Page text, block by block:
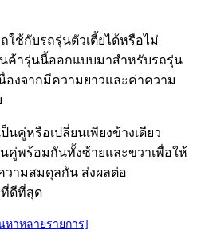
ช้กับรถรุ่นตัวเตี้ยได้หรือไม่
ค้ารุ่นนี้ออกแบบมาสำหรับรถรุ่น
องจากมีความยาวและค่าความ
นคู่หรือเปลี่ยนเพียงข้างเดียว
คู่พร้อมกันทั้งซ้ายและขวาเพื่อให้
ามสมดุลกัน ส่งผลต่อ
ดีที่สุด
หาหลายรายการ]